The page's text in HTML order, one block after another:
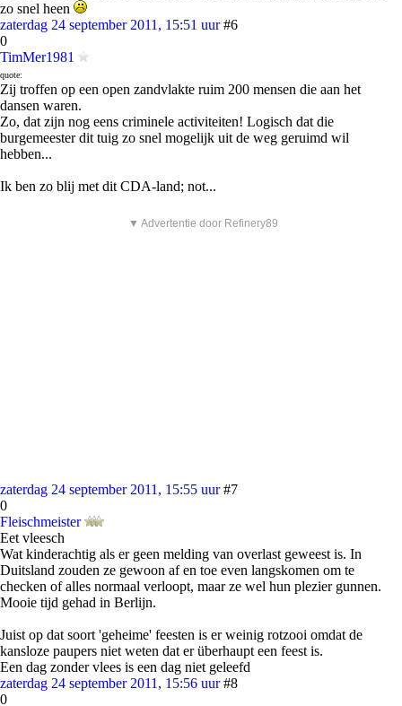
zo snel heen
zaterdag 24 september 2011, 15:51 uur #6
0
TimMer1981
quote:
Zij troffen op een open zandvlakte ruim 200 mensen die aan het
dansen waren.
Zo, dat zijn nog eens criminele activiteiten! Logisch dat die
burgemeester dit tuig zo snel mogelijk uit de weg geruimd wil
hebben...
Ik ben zo blij met dit CDA-land; not...
▼ Advertentie door Refinery89
zaterdag 24 september 2011, 15:55 uur #7
0
Fleischmeister
Eet vleesch
Wat kinderachtig als er geen melding van overlast geweest is. In
Duitsland zouden ze gewoon af en toe even langskomen om te
checken of alles normaal verloopt, maar ze wel hun plezier gunnen.
Mooie tijd gehad in Berlijn.
Juist op dat soort 'geheime' feesten is er weinig rotzooi omdat de
kansloze paupers niet weten dat er überhaupt een feest is.
Een dag zonder vlees is een dag niet geleefd
zaterdag 24 september 2011, 15:56 uur #8
0